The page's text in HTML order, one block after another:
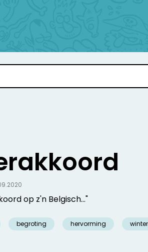
op z'n Belgisch..."
begroting hervorming winter